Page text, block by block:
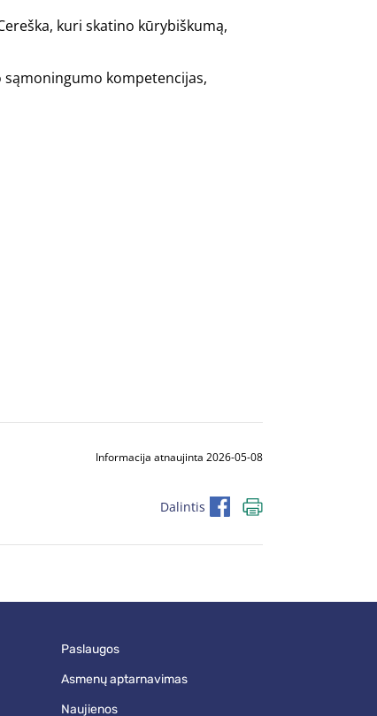
kuri skatino kūrybiškumą,
kompetencijas,
Informacija atnaujinta 2026-05-08
Dalintis
paslaugos
asmenų aptarnavimas
naujienos